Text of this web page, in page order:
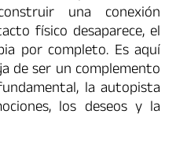
una conexión
físico desaparece, el
por completo. Es aquí
de ser un complemento
la autopista
los deseos y la